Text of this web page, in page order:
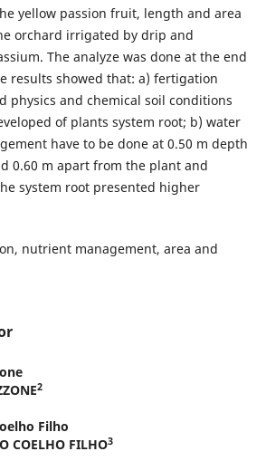
yellow passion fruit, length and area
orchard irrigated by drip and
The analyze was done at the end
results showed that: a) fertigation
physics and chemical soil conditions
of plants system root; b) water
have to be done at 0.50 m depth
0.60 m apart from the plant and
system root presented higher
nutrient management, area and
2
Filho
COELHO FILHO3